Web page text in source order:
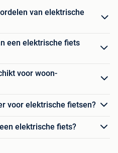
van elektrische
een elektrische fiets
voor woon-
voor elektrische fietsen?
elektrische fiets?